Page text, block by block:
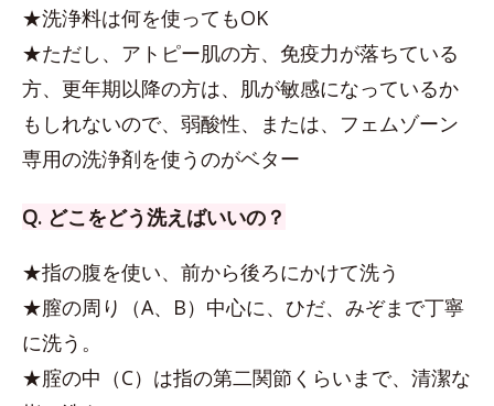
★洗浄料は何を使ってもOK
★ただし、アトピー肌の方、免疫力が落ちている
方、更年期以降の方は、肌が敏感になっているか
もしれないので、弱酸性、または、フェムゾーン
専用の洗浄剤を使うのがベター
Q. どこをどう洗えばいいの？
★指の腹を使い、前から後ろにかけて洗う
★膣の周り（A、B）中心に、ひだ、みぞまで丁寧
に洗う。
★腟の中（C）は指の第二関節くらいまで、清潔な